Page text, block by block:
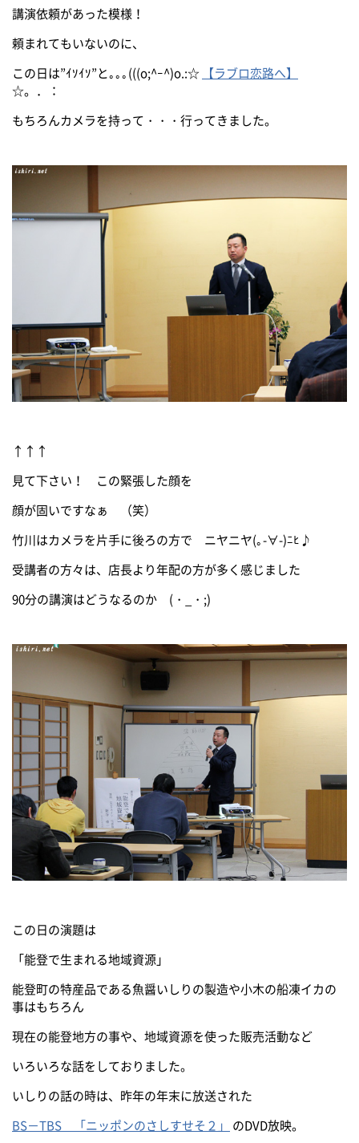
講演依頼があった模様！
頼まれてもいないのに、
この日は”ｲｿｲｿ”と｡｡｡(((o;^ｰ^)o.:☆
【ラブロ恋路へ】
☆。．：
もちろんカメラを持って・・・行ってきました。
↑↑↑
見て下さい！ この緊張した顔を
顔が固いですなぁ （笑）
竹川はカメラを片手に後ろの方で ニヤニヤ(｡-∀-)ﾆﾋ♪
受講者の方々は、店長より年配の方が多く感じました
90分の講演はどうなるのか (・_・;)
この日の演題は
「能登で生まれる地域資源」
能登町の特産品である魚醤いしりの製造や小木の船凍イカの
事はもちろん
現在の能登地方の事や、地域資源を使った販売活動など
いろいろな話をしておりました。
いしりの話の時は、昨年の年末に放送された
BS－TBS 「ニッポンのさしすせそ２」 のDVD放映。